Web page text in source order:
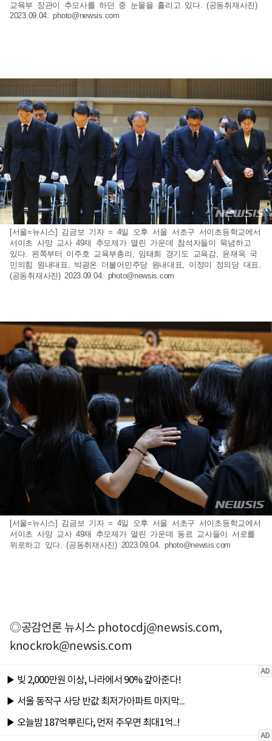
교육부 장관이 추모사를 하던 중 눈물을 흘리고 있다. (공동취재사진)
2023.09.04.photo@newsis.com
[서울=뉴시스] 김금보 기자 = 4일 오후 서울 서초구 서이초등학교에서
서이초 사망 교사 49재 추모제가 열린 가운데 참석자들이 묵념하고
있다. 왼쪽부터 이주호 교육부총리, 임태희 경기도 교육감, 윤재옥 국
민의힘 원내대표, 박광온 더불어민주당 원내대표, 이정미 정의당 대표.
(공동취재사진) 2023.09.04. photo@newsis.com
[서울=뉴시스] 김금보 기자 = 4일 오후 서울 서초구 서이초등학교에서
서이초 사망 교사 49재 추모제가 열린 가운데 동료 교사들이 서로를
위로하고 있다. (공동취재사진) 2023.09.04. photo@newsis.com
◎공감언론 뉴시스photocdj@newsis.com,
knockrok@newsis.com